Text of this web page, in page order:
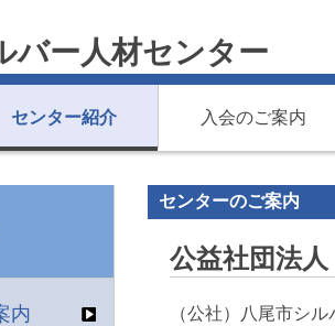
バー人材センター
センター紹介 入会のご案内
センターのご案内
公益社団法
（公社）八尾市シ
内